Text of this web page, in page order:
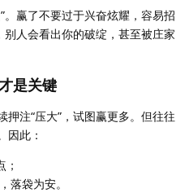
。赢了不要过于兴奋炫耀，容易招
别人会看出你的破绽，甚至被庄家
是关键
注“压大”，试图赢更多。但往往
因此：
落袋为安。